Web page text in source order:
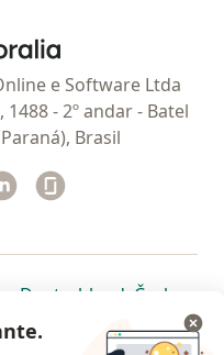
- Homepage
e Software Ltda
- 2º andar - Batel
Brasil
novo separador
num novo separador
Linkedin
abre num novo
separador
num novo separador
abre num novo
Deutschlandabre num
Česko
separador
num novo separador
abre num novoabre num
abre
abre num novo